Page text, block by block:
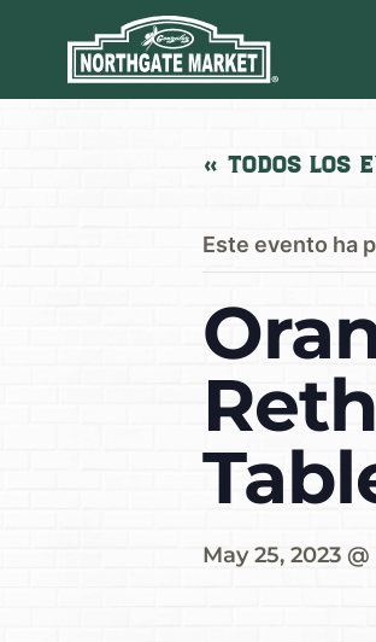
« Todos los
Este evento ha
May 25, 2023